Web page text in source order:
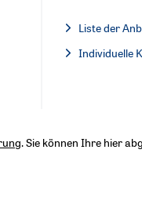
Liste der
Facebook
Individuelle
. Sie können Ihre hier